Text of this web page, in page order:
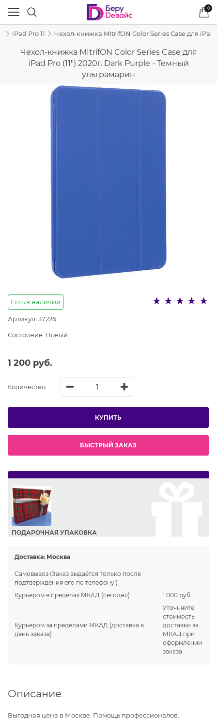
0
iPad Pro 11 Чехол-книжка MItrifON Color Series Case для
Чехол-книжка MItrifON Color Series Case для
iPad Pro (11") 2020г. Dark Purple - Темный
ультрамарин
Есть в наличии
Артикул: 37226
Состояние: Новый
1 200 руб.
Количество:
КУПИТЬ
БЫСТРЫЙ ЗАКАЗ
ПОДАРОЧНАЯ УПАКОВКА
Доставка: Москва
Самовывоз (Заказ выдаётся только после
подтверждения его по телефону!)
Курьером в пределах МКАД (сегодня) 1 000 руб.
Курьером за пределами МКАД (доставка в
день заказа)
Уточняйте
стоимость
доставки за
МКАД при
оформлении
заказа
Описание
Выгодная цена в Москве. Помощь профессионалов.